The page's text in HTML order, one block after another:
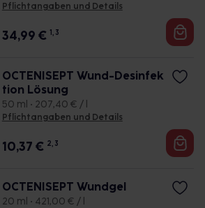
Pflichtangaben und Details
34,99 € 1, 3
OCTENISEPT Wund-Desinfek
tion Lösung
50 ml • 207,40 € / l
Pflichtangaben und Details
10,37 € 2, 3
OCTENISEPT Wundgel
20 ml • 421,00 € / l